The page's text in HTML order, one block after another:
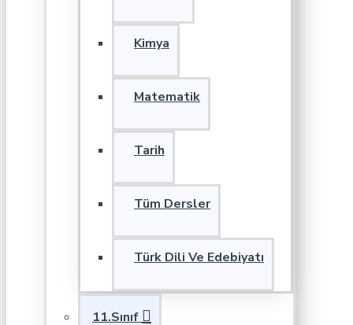
Kimya
Matematik
Tarih
Tüm Dersler
Türk Dili Ve Edebiyatı
11.Sınıf